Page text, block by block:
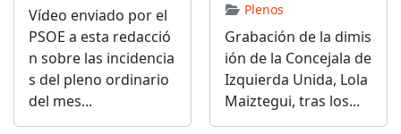
Vídeo enviado por el
PSOE a esta redacció
n sobre las incidencia
s del pleno ordinario
del mes...
Plenos
Grabación de la dimis
ión de la Concejala de
Izquierda Unida, Lola
Maiztegui, tras los...